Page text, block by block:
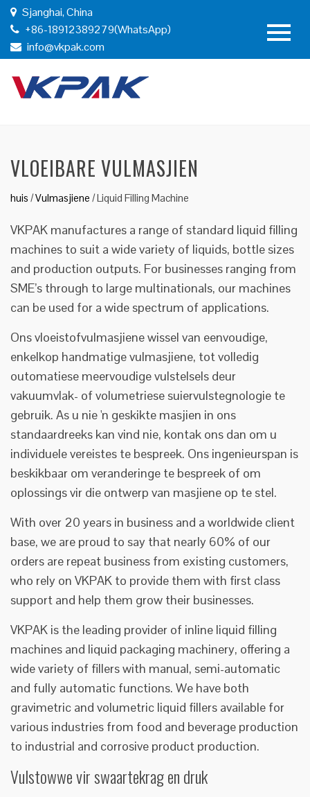
Sjanghai, China
+86-18912389279(WhatsApp)
info@vkpak.com
VLOEIBARE VULMASJIEN
huis /Vulmasjiene /Liquid Filling Machine
VKPAK manufactures a range of standard liquid filling
machines to suit a wide variety of liquids, bottle sizes
and production outputs. For businesses ranging from
SME’s through to large multinationals, our machines
can be used for a wide spectrum of applications.
Ons vloeistofvulmasjiene wissel van eenvoudige,
enkelkop handmatige vulmasjiene, tot volledig
outomatiese meervoudige vulstelsels deur
vakuumvlak- of volumetriese suiervulstegnologie te
gebruik. As u nie 'n geskikte masjien in ons
standaardreeks kan vind nie, kontak ons dan om u
individuele vereistes te bespreek. Ons ingenieurspan is
beskikbaar om veranderinge te bespreek of om
oplossings vir die ontwerp van masjiene op te stel.
With over 20 years in business and a worldwide client
base, we are proud to say that nearly 60% of our
orders are repeat business from existing customers,
who rely on VKPAK to provide them with first class
support and help them grow their businesses.
VKPAK is the leading provider of inline liquid filling
machines and liquid packaging machinery, offering a
wide variety of fillers with manual, semi-automatic
and fully automatic functions. We have both
gravimetric and volumetric liquid fillers available for
various industries from food and beverage production
to industrial and corrosive product production.
Vulstowwe vir swaartekrag en druk